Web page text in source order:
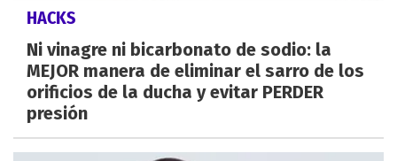
HACKS
Ni vinagre ni bicarbonato de sodio: la
MEJOR manera de eliminar el sarro de los
orificios de la ducha y evitar PERDER
presión